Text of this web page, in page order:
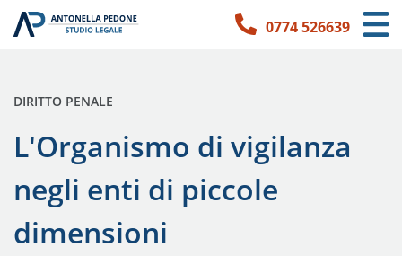
Link per l'accessibilità
Vai ai contenuti principali
Vai ai contatti0774 526639
L'Organismo di vigilanza
negli enti di piccole
dimensioni
PUBBLICATO IN:
DIRITTO PENALE